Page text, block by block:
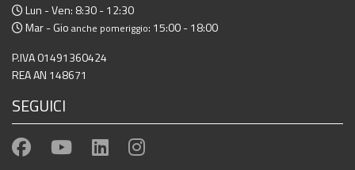
Lun - Ven: 8:30 - 12:30
Mar - Gio anche pomeriggio: 15:00 - 18:00
P.IVA 01491360424
REA AN 148671
SEGUICI